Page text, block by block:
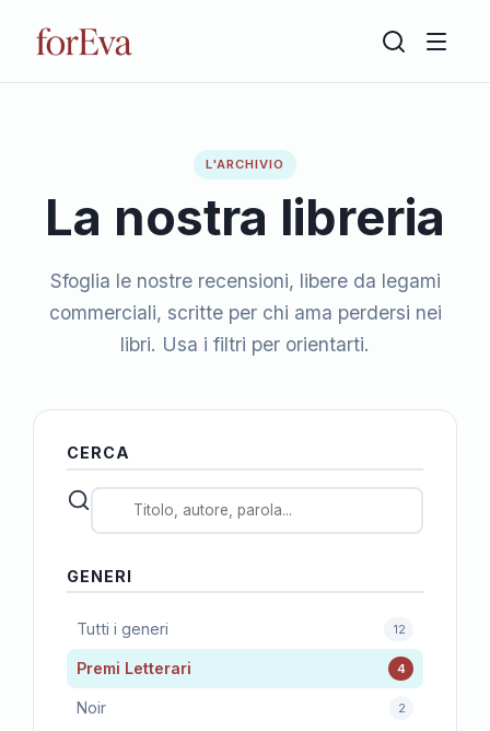
L'ARCHIVIO
La nostra libreria
Sfoglia le nostre recensioni, libere da legami
commerciali, scritte per chi ama perdersi nei
libri. Usa i filtri per orientarti.
CERCA
GENERI
Tutti i generi 12
Premi Letterari 4
Noir 2